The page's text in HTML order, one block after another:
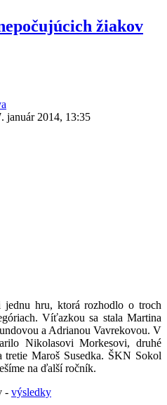
žiakov
január 2014, 13:35
hru, ktorá rozhodlo o troch
Víťazkou sa stala Martina
a Adrianou Vavrekovou. V
Nikolasovi Morkesovi, druhé
Maroš Susedka. ŠKN Sokol
na ďalší ročník.
- výsledky